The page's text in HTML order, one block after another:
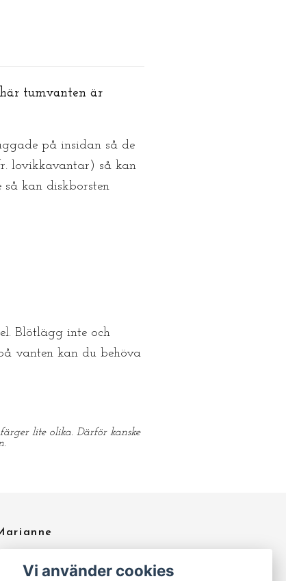
tumvanten är
på insidan så de
lovikkavantar) så kan
kan diskborsten
Blötlägg inte och
vanten kan du behöva
lite olika. Därför kanske
och gör det av lust och med
är min hobby så jag kan hålla hyfsat
Vi använder cookies